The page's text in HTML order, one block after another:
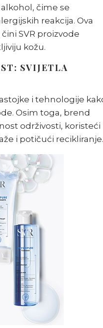
čime se
reakcija. Ova
SVR proizvode
kožu.
SVIJETLA
i tehnologije
Osim toga, brend
održivosti, koristeći
i potičući recikliranje.